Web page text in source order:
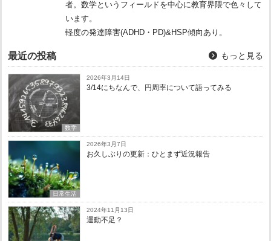
者。数学というフィールドを中心に教育界隈で色々して
います。
軽度の発達障害(ADHD・PD)&HSP傾向あり。
最近の投稿 もっと見る
数学
2026年3月14日
3/14にちなんで、円周率について語ってみる
日常生活
2026年3月7日
お久しぶりの更新：ひとまず近況報告
2024年11月13日
運動不足？